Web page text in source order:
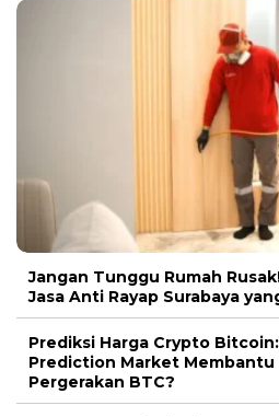
Jangan Tunggu Rumah
Jasa Anti Rayap Surabaya
Prediksi Harga Crypto
Prediction Market Membantu
Pergerakan BTC?